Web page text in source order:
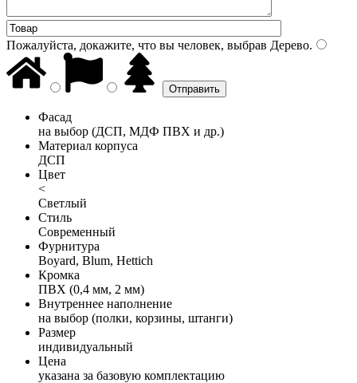
Пожалуйста, докажите, что вы человек, выбрав Дерево.
Фасад
на выбор (ДСП, МДФ ПВХ и др.)
Материал корпуса
ДСП
Цвет
<
Светлый
Стиль
Современный
Фурнитура
Boyard, Blum, Hettich
Кромка
ПВХ (0,4 мм, 2 мм)
Внутреннее наполнение
на выбор (полки, корзины, штанги)
Размер
индивидуальный
Цена
указана за базовую комплектацию